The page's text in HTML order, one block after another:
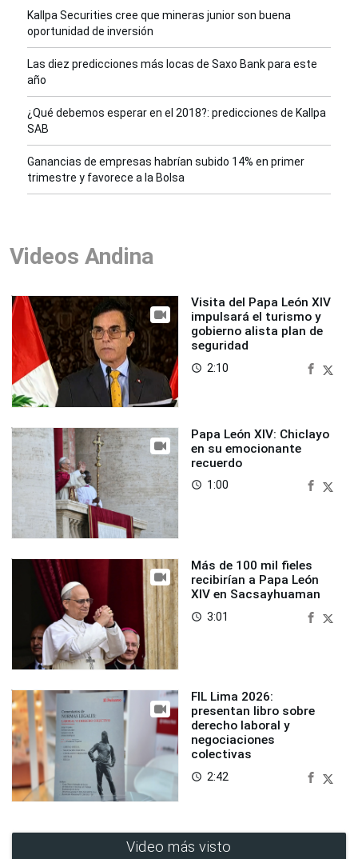
Kallpa Securities cree que mineras junior son buena
oportunidad de inversión
Las diez predicciones más locas de Saxo Bank para este
año
¿Qué debemos esperar en el 2018?: predicciones de Kallpa
SAB
Ganancias de empresas habrían subido 14% en primer
trimestre y favorece a la Bolsa
Videos Andina
Visita del Papa León XIV
impulsará el turismo y
gobierno alista plan de
seguridad
access_time 2:10
Papa León XIV: Chiclayo
en su emocionante
recuerdo
access_time 1:00
Más de 100 mil fieles
recibirían a Papa León
XIV en Sacsayhuaman
access_time 3:01
FIL Lima 2026:
presentan libro sobre
derecho laboral y
negociaciones
colectivas
access_time 2:42
Video más visto